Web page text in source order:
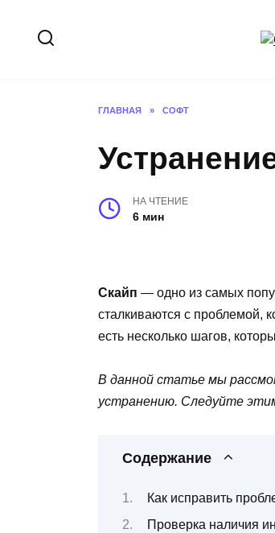
содержанию
ГЛАВНАЯ » СОФТ
НА ЧТЕНИЕ
6 мин
Скайп — одно из самых
сталкиваются с проблемой,
есть несколько шагов,
В данной статье мы
устранению. Следуйте
Содержание
Как исправить
Проверка наличия